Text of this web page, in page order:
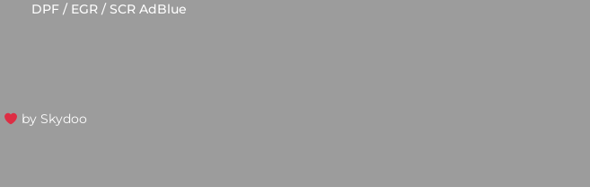
DPF / EGR / SCR AdBlue
by Skydoo